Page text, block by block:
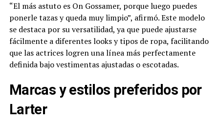
“El más astuto es On Gossamer, porque luego puedes
ponerle tazas y queda muy limpio”, afirmó. Este modelo
se destaca por su versatilidad, ya que puede ajustarse
fácilmente a diferentes looks y tipos de ropa, facilitando
que las actrices logren una línea más perfectamente
definida bajo vestimentas ajustadas o escotadas.
Marcas y estilos preferidos por
Larter